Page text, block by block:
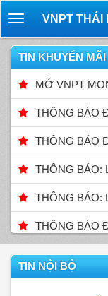
Toggle
navigation
VNPT THÁI
TIN KHUYẾN MÃI
MỞ VNPT
THÔNG BÁO
THÔNG BÁO
THÔNG BÁO:
THÔNG BÁO:
THÔNG BÁO
TIN NỘI BỘ